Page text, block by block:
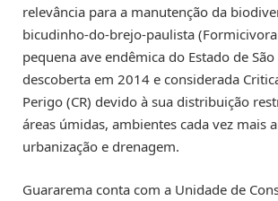
relevância para a manutenção da
bicudinho-do-brejo-paulista
pequena ave endêmica do Estado de São
descoberta em 2014 e considerada
Perigo (CR) devido à sua distribuição
áreas úmidas, ambientes cada vez mais
urbanização e drenagem.
Guararema conta com a Unidade de